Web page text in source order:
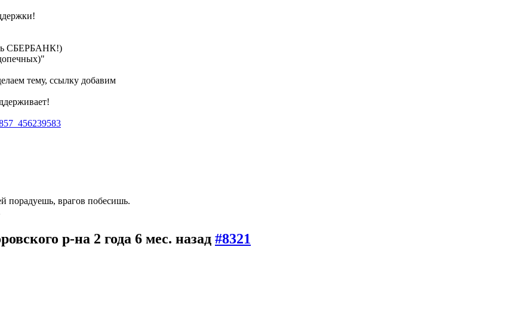
СБЕРБАНК!)
тему, ссылку добавим
порадуешь, врагов побесишь.
р-на 2 года 6 мес. назад #8321